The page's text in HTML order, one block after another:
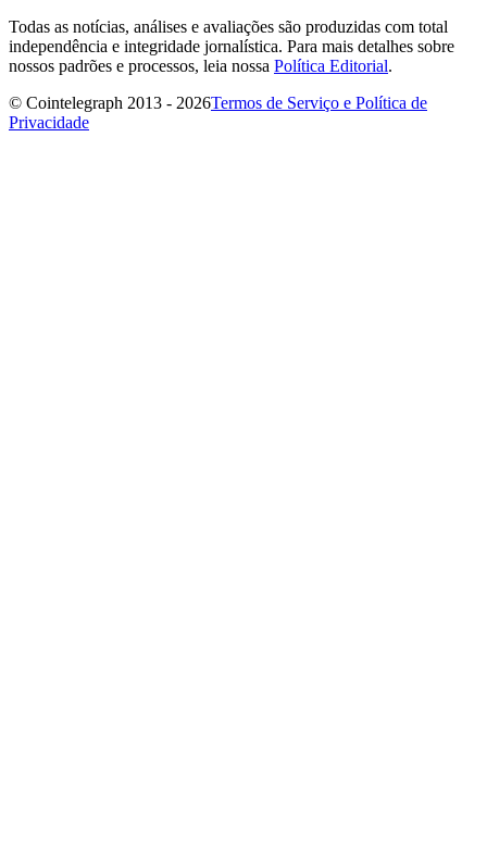
Todas as notícias, análises e avaliações são produzidas com total
independência e integridade jornalística. Para mais detalhes sobre
nossos padrões e processos, leia nossa Política Editorial.
© Cointelegraph 2013 - 2026Termos de Serviço e Política de
Privacidade